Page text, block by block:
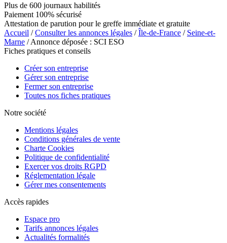
Plus de 600 journaux habilités
Paiement 100% sécurisé
Attestation de parution pour le greffe immédiate et gratuite
Accueil /Consulter les annonces légales /Île-de-France / Seine-et-
Marne / Annonce déposée : SCI ESO
Fiches pratiques et conseils
Créer son entreprise
Gérer son entreprise
Fermer son entreprise
Toutes nos fiches pratiques
Notre société
Mentions légales
Conditions générales de vente
Charte Cookies
Politique de confidentialité
Exercer vos droits RGPD
Réglementation légale
Gérer mes consentements
Accès rapides
Espace pro
Tarifs annonces légales
Actualités formalités